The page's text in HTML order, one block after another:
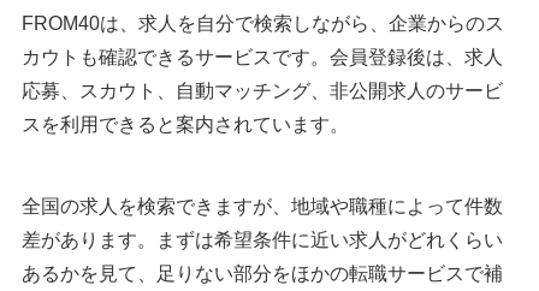
FROM40は、求人を自分で検索しながら、企業からのス
カウトも確認できるサービスです。会員登録後は、求人
応募、スカウト、自動マッチング、非公開求人のサービ
スを利用できると案内されています。
全国の求人を検索できますが、地域や職種によって件数
差があります。まずは希望条件に近い求人がどれくらい
あるかを見て、足りない部分をほかの転職サービスで補